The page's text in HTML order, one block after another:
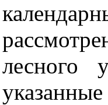
лесного